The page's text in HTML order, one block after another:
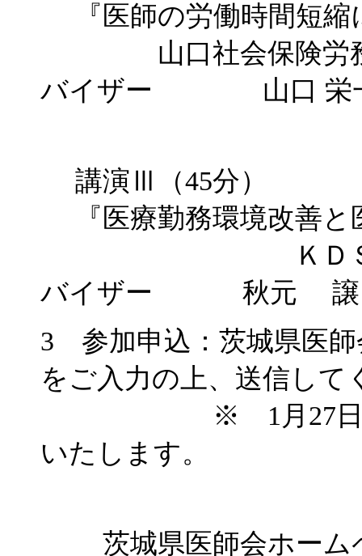
『医師の労働時間短縮
山口社会保険労務士
バイザー 山口 栄
講演Ⅲ（45分）
『医療勤務環境改善と
ＫＤＳ労務管
バイザー 秋元
3 参加申込：茨城県医師
をご入力の上、送信して
※ 1月27日（木）
いたします。
茨城県医師会ホーム